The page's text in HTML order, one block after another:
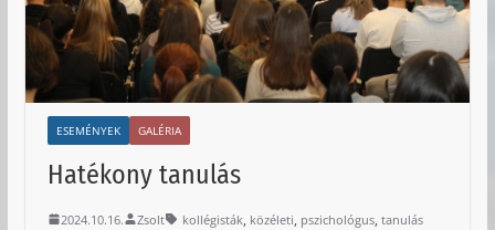
ESEMÉNYEK GALÉRIA
Hatékony tanulás
2024.10.16. Zsolt kollégisták, közéleti, pszichológus, tanulás